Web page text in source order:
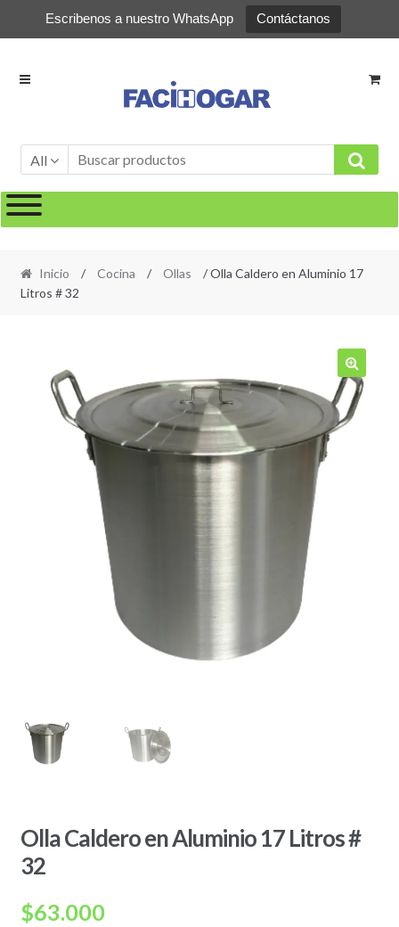
Escribenos a nuestro WhatsApp Contáctanos
Ir
Ir
All
Inicio / Cocina / Ollas
/ Olla Caldero en Aluminio 17
Litros # 32
🔍
Olla Caldero en Aluminio 17 Litros #
32
$63.000